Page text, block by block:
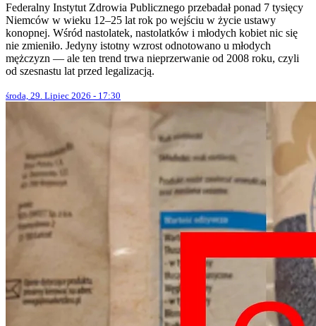
Federalny Instytut Zdrowia Publicznego przebadał ponad 7 tysięcy
Niemców w wieku 12–25 lat rok po wejściu w życie ustawy
konopnej. Wśród nastolatek, nastolatków i młodych kobiet nic się
nie zmieniło. Jedyny istotny wzrost odnotowano u młodych
mężczyzn — ale ten trend trwa nieprzerwanie od 2008 roku, czyli
od szesnastu lat przed legalizacją.
środa, 29. Lipiec 2026 - 17:30